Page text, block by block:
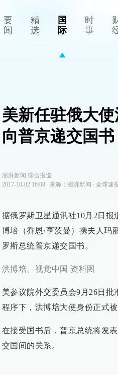
要
闻
精
选
国
际
时
事
美新任驻俄大
向普京递交国书
澎湃新闻 综合报道
2017-10-02 16:08
来源： 澎湃新闻 ∙ 全球速
据俄罗斯卫星通讯社10月2日
博培（乔恩·亨茨曼）携夫人玛
罗斯总统普京递交国书。
洪博培。视觉中国 资料图
美参议院外交委员会9月26日
程序下，洪博培大使身份正式
在接受国书后，普京总统将发
交国间的关系。